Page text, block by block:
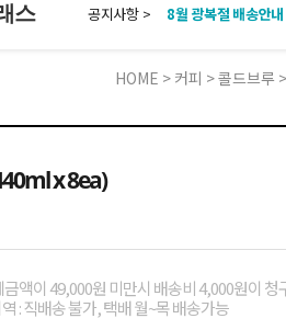
스 공지사항 >
8월 광복절 배송안내
HOME > 커피 >콜드브루
x 8ea)
액이 49,000원 미만시 배송비 4,000원이 청
: 직배송 불가, 택배 월~목 배송가능